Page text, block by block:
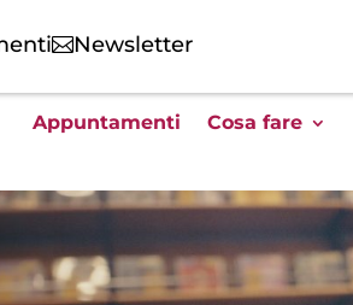
Newsletter
Appuntamenti Cosa fare